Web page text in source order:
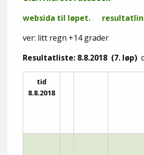
websida til løpet.
ver: litt regn +14 grader
Resultatliste: 8.8.2018 (7. løp)
tid
8.8.2018